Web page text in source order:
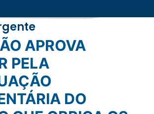
PELA
DO